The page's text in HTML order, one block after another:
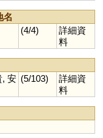
名
(4/4)
詳細資
料
, 安 (5/103)
詳細資
料